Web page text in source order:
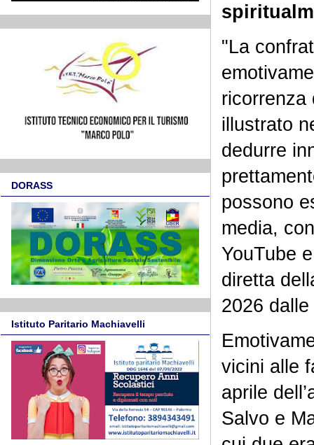
"La
ricorrenza
illustrato
dedurre
possono
media,
YouTube
diretta
2026
vicini alle
aprile
Salvo e
DORASS
Istituto Paritario Machiavelli